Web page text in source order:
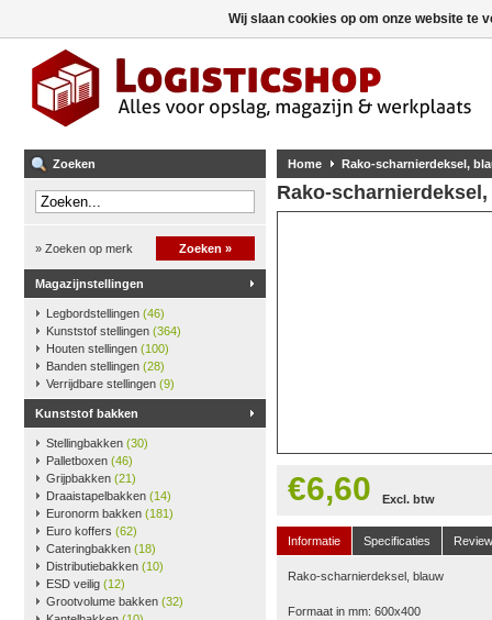
Zoeken
» Zoeken op merk Zoeken »
Magazijnstellingen
Legbordstellingen (46)
Kunststof stellingen (364)
Houten stellingen (100)
Banden stellingen (28)
Verrijdbare stellingen (9)
Kunststof bakken
Stellingbakken (30)
Palletboxen (46)
Grijpbakken (21)
Draaistapelbakken (14)
Euronorm bakken (181)
Euro koffers (62)
Cateringbakken (18)
Distributiebakken (10)
ESD veilig (12)
Grootvolume bakken (32)
Home Rako-scharnierdeksel,
Rako-
€6,60 Excl. btw
Informatie Specificaties
Rako-scharnierdeksel, blauw
Formaat in mm: 600x400
Wij slaan cookies op om onze website te